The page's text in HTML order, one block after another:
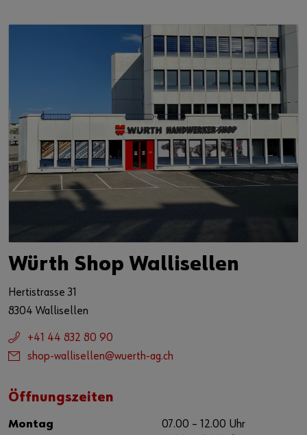
Würth Shop Wallisellen
Hertistrasse 31
8304 Wallisellen
+41 44 832 80 90
shop-wallisellen@wuerth-ag.ch
Öffnungszeiten
Montag
07.00 – 12.00 Uhr